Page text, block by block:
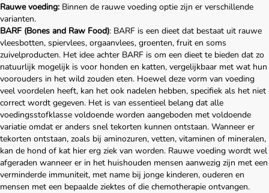
Rauwe voeding: Binnen de rauwe voeding optie zijn er verschillende
varianten.
BARF (Bones and Raw Food): BARF is een dieet dat bestaat uit rauwe
vleesbotten, spiervlees, orgaanvlees, groenten, fruit en soms
zuivelproducten. Het idee achter BARF is om een dieet te bieden dat zo
natuurlijk mogelijk is voor honden en katten, vergelijkbaar met wat hun
voorouders in het wild zouden eten. Hoewel deze vorm van voeding
veel voordelen heeft, kan het ook nadelen hebben, specifiek als het niet
correct wordt gegeven. Het is van essentieel belang dat alle
voedingsstofklasse voldoende worden aangeboden met voldoende
variatie omdat er anders snel tekorten kunnen ontstaan. Wanneer er
tekorten ontstaan, zoals bij aminozuren, vetten, vitaminen of mineralen,
kan de hond of kat hier erg ziek van worden. Rauwe voeding wordt wel
afgeraden wanneer er in het huishouden mensen aanwezig zijn met een
verminderde immuniteit, met name bij jonge kinderen, ouderen en
mensen met een bepaalde ziektes of die chemotherapie ontvangen.